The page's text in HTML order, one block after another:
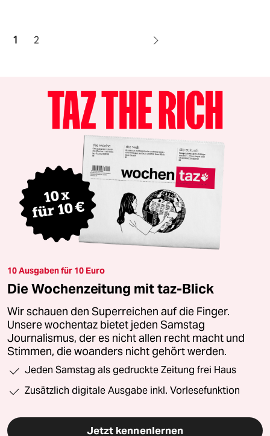
1 2
10 Ausgaben für 10 Euro
Die Wochenzeitung mit taz-Blick
Wir schauen den Superreichen auf die Finger.
Unsere wochentaz bietet jeden Samstag
Journalismus, der es nicht allen recht macht und
Stimmen, die woanders nicht gehört werden.
Jeden Samstag als gedruckte Zeitung frei Haus
Zusätzlich digitale Ausgabe inkl. Vorlesefunktion
Jetzt kennenlernen